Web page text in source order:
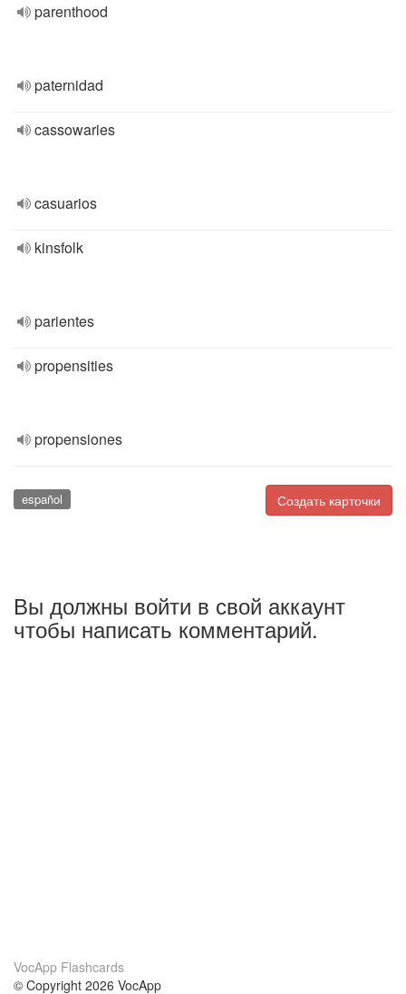
parenthood
paternidad
cassowaries
casuarios
kinsfolk
parientes
propensities
propensiones
Создать карточки
español
Вы должны войти в свой аккаунт
чтобы написать комментарий.
VocApp Flashcards
© Copyright 2026 VocApp